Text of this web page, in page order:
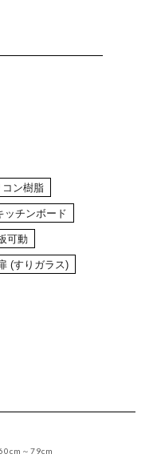
コン樹脂
ッチンボード
可動
(すりガラス)
～79cm